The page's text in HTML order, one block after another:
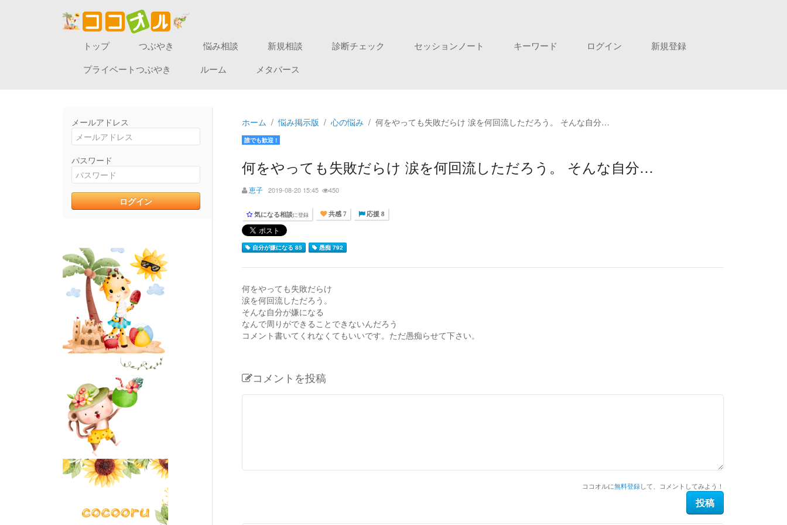
トップ つぶやき 悩み相談 新規相談 診断チェック セッションノート キーワード ログイン
新規登録
プライベートつぶやき
ルーム メタバース
メールアドレス
パスワード
ホーム 悩み掲示版 心の悩み 何をやっても失敗だらけ 涙を何回流しただろう。 そんな自分…
誰でも歓迎 !
何をやっても失敗だらけ 涙を何回流しただろう。 そんな自分…
恵子 2019-08-20 15:45 450
気になる相談に登録 共感 7 応援 8
自分が嫌になる 85 愚痴 792
何をやっても失敗だらけ
涙を何回流しただろう。
そんな自分が嫌になる
なんで周りができることできないんだろう
コメント書いてくれなくてもいいです。ただ愚痴らせて下さい。
コメントを投稿
ココオルに無料登録して、コメントしてみよう！